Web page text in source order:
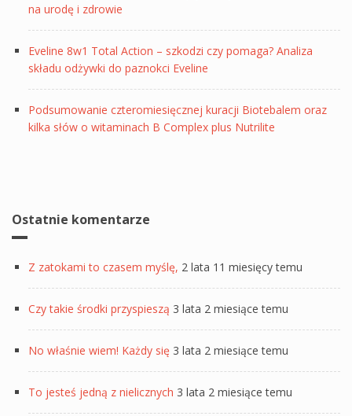
na urodę i zdrowie
Eveline 8w1 Total Action – szkodzi czy pomaga? Analiza
składu odżywki do paznokci Eveline
Podsumowanie czteromiesięcznej kuracji Biotebalem oraz
kilka słów o witaminach B Complex plus Nutrilite
Ostatnie komentarze
Z zatokami to czasem myślę, 2 lata 11 miesięcy temu
Czy takie środki przyspieszą 3 lata 2 miesiące temu
No właśnie wiem! Każdy się 3 lata 2 miesiące temu
To jesteś jedną z nielicznych 3 lata 2 miesiące temu